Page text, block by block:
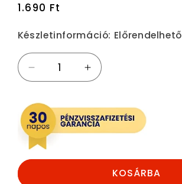
Normál
1.690 Ft
Készletinformáció: Előrendelhető
az
ben
Merőkanál
szűrő
2
az
ben
Merőkanál
és
növeléseKOSÁRBA